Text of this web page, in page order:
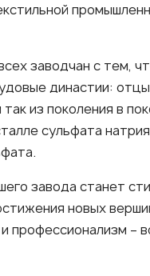
заводчан с тем,
династии:
из поколения в
сульфата
завода станет
новых
профессионализм –